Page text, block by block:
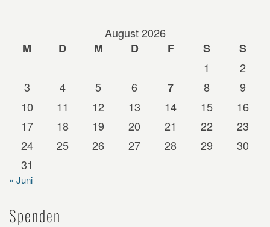
August 2026
M
D M D F S
S
1
2
3
4 5 6 7 8
9
10
11 12 13 14 15
16
17
18 19 20 21 22
23
24
25 26 27 28 29
30
31
« Juni
Spenden